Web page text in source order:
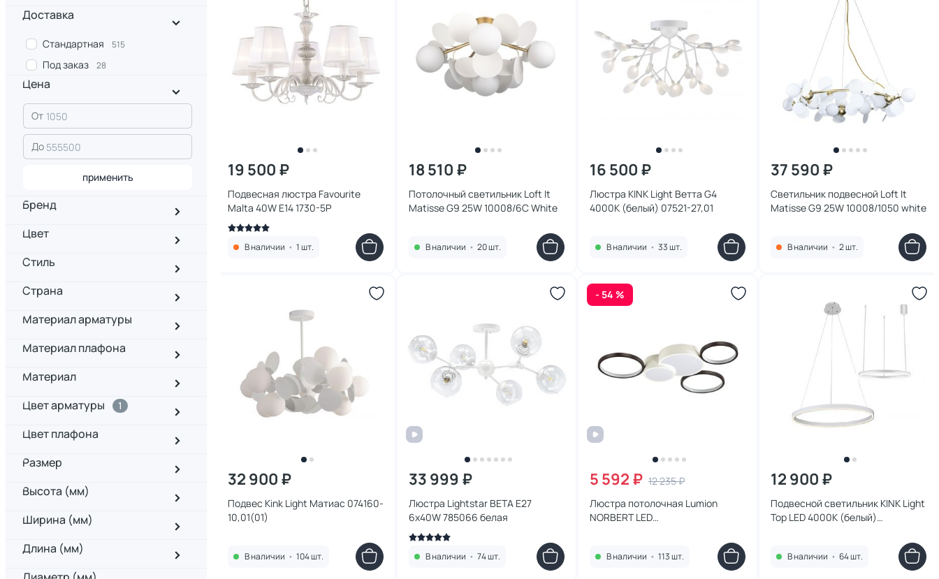
Доставка
Стандартная 515
Под заказ 28
Цена
От
До
применить
Бренд
Цвет
Стиль
Страна
Материал арматуры
Материал плафона
Материал
Цвет арматуры
1
Цвет плафона
Размер
Высота (мм)
Ширина (мм)
Длина (мм)
19 500 ₽
Подвесная люстра Favourite
Malta 40W E14 1730-5P
В наличии • 1 шт.
18 510 ₽
Потолочный светильник Loft It
Matisse G9 25W 10008/6C White
В наличии • 20 шт.
16 500 ₽
Люстра KINK Light Ветта G4
4000К (белый) 07521-27,01
В наличии • 33 шт.
37 590 ₽
Светильник подвесной Loft It
Matisse G9 25W 10008/1050 white
В наличии • 2 шт.
32 900 ₽
Подвес Kink Light Матиас 074160-
10,01(01)
В наличии • 104 шт.
33 999 ₽
Люстра Lightstar BETA E27
6x40W 785066 белая
В наличии • 74 шт.
- 54 %
5 592 ₽ 12 235 ₽
Люстра потолочная Lumion
NORBERT LED
В наличии • 113 шт.
12 900 ₽
Подвесной светильник KINK Light
Тор LED 4000К (белый)
В наличии • 64 шт.